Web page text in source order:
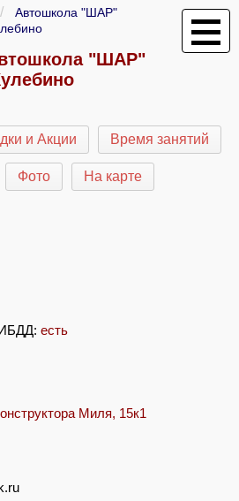
Автошкола "ШАР"
"ШАР"
и Акции Время занятий
Фото На карте
есть
Миля, 15к1